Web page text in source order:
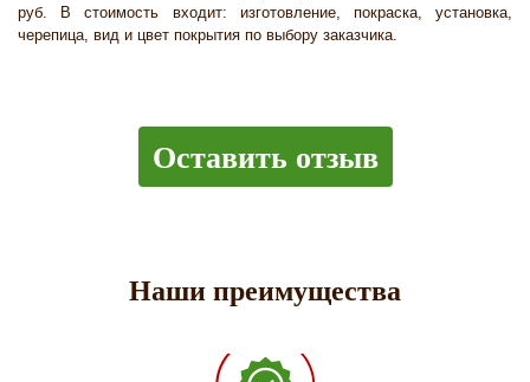
руб. В стоимость входит: изготовление, покраска, установка,
черепица, вид и цвет покрытия по выбору заказчика.
Оставить отзыв
Наши преимущества